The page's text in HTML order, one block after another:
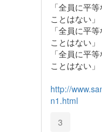
「全員に平
ことはない」
「全員に平
ことはない」
「全員に平
ことはない」
http://
n1.html
3